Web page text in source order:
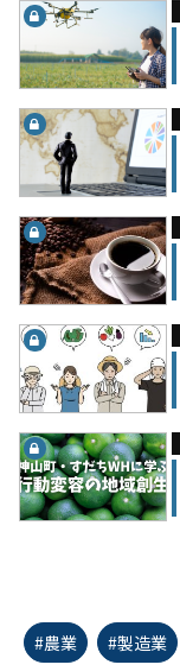
#農業 #製造業